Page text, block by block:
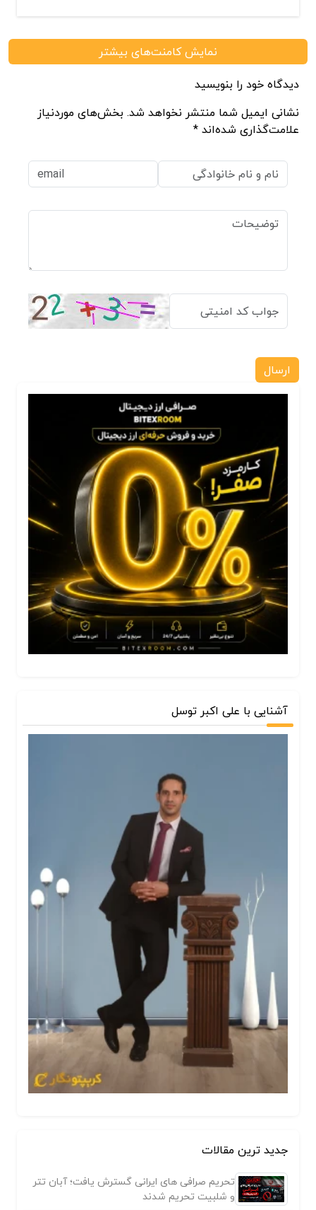
نمایش کامنت‌های بیشتر
دیدگاه خود را بنویسید
نشانی ایمیل شما منتشر نخواهد شد. بخش‌های موردنیاز
علامت‌گذاری شده‌اند *
ارسال
آشنایی با علی اکبر توسل
جدید ترین مقالات
تحریم صرافی های ایرانی گسترش یافت؛ آبان تتر
و شلبیت تحریم شدند